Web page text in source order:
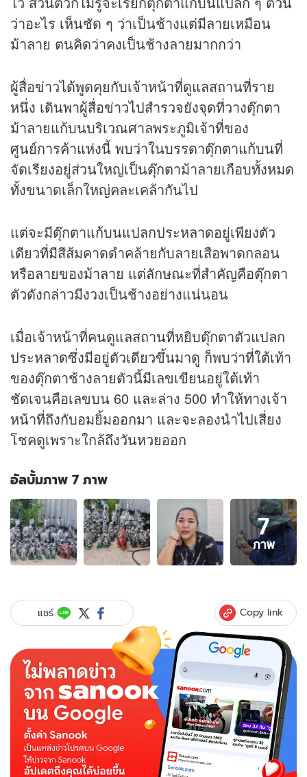
ว่าอะไร เห็นชัด ๆ ว่าเป็นช้างแต่มีลายเหมือน
ม้าลาย ตนคิดว่าคงเป็นช้างลายมากกว่า
ผู้สื่อข่าวได้พูดคุยกับเจ้าหน้าที่ดูแลสถานที่ราย
หนึ่ง เดินพาผู้สื่อข่าวไปสำรวจยังจุดที่วางตุ๊กตา
ม้าลายแก้บนบริเวณศาลพระภูมิเจ้าที่ของ
ศูนย์การค้าแห่งนี้ พบว่าในบรรดาตุ๊กตาแก้บนที่
จัดเรียงอยู่ส่วนใหญ่เป็นตุ๊กตาม้าลายเกือบทั้งหมด
ทั้งขนาดเล็กใหญ่คละเคล้ากันไป
แต่จะมีตุ๊กตาแก้บนแปลกประหลาดอยู่เพียงตัว
เดียวที่มีสีส้มคาดดำคล้ายกับลายเสือพาดกลอน
หรือลายของม้าลาย แต่ลักษณะที่สำคัญคือตุ๊กตา
ตัวดังกล่าวมีงวงเป็นช้างอย่างแน่นอน
เมื่อเจ้าหน้าที่คนดูแลสถานที่หยิบตุ๊กตาตัวแปลก
ประหลาดซึ่งมีอยู่ตัวเดียวขึ้นมาดู ก็พบว่าที่ใต้เท้า
ของตุ๊กตาช้างลายตัวนี้มีเลขเขียนอยู่ใต้เท้า
ชัดเจนคือเลขบน 60 และล่าง 500 ทำให้ทางเจ้า
หน้าที่ถึงกับอมยิ้มออกมา และจะลองนำไปเสี่ยง
โชคดูเพราะใกล้ถึงวันหวยออก
อัลบั้มภาพ 7 ภาพ
อัลบั้ม
ภาพ
7
ภาพ
ของ
จะ
งง
เอา
ตุ๊กตา
"ช้าง
ลาย
พาด
กลอน"
ถวาย
พลิก
7
ภาพ
แชร์ Copy link